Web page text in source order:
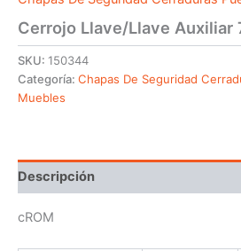
Cerrojo Llave/Llave Auxiliar
SKU: 150344
Categoría: Chapas De Seguridad
Muebles
Descripción
cROM